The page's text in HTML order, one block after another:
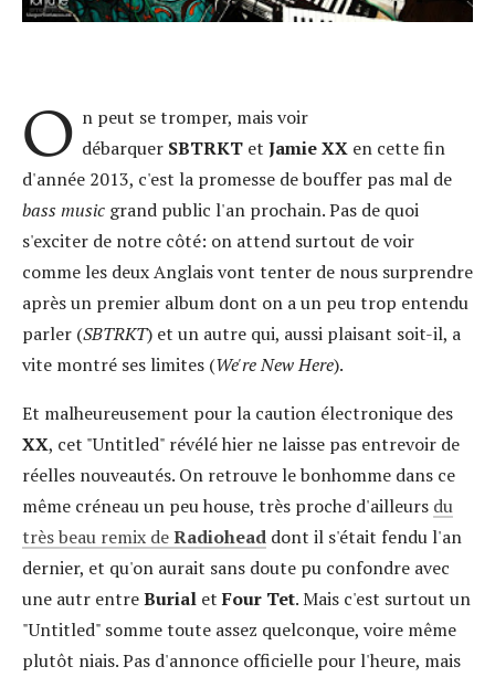
O n peut se tromper, mais voir
débarquer SBTRKTet Jamie XXen cette fin
d'année 2013, c'est la promesse de bouffer pas mal de
bass music grand public l'an prochain. Pas de quoi
s'exciter de notre côté: on attend surtout de voir
comme les deux Anglais vont tenter de nous surprendre
après un premier album dont on a un peu trop entendu
parler (SBTRKT) et un autre qui, aussi plaisant soit-il, a
vite montré ses limites (We're New Here).
Et malheureusement pour la caution électronique des
XX, cet "Untitled" révélé hier ne laisse pas entrevoir de
réelles nouveautés. On retrouve le bonhomme dans ce
même créneau un peu house, très proche d'ailleurs du
très beau remix deRadiohead dont il s'était fendu l'an
dernier, et qu'on aurait sans doute pu confondre avec
une autr entreBurial etFour Tet. Mais c'est surtout un
"Untitled" somme toute assez quelconque, voire même
plutôt niais. Pas d'annonce officielle pour l'heure, mais